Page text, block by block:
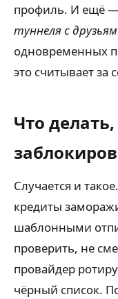
профиль. И ещё
туннеля с
одновременных
это считывает за
Что
Случается и
кредиты
шаблонными
проверить, не
провайдер
чёрный список.